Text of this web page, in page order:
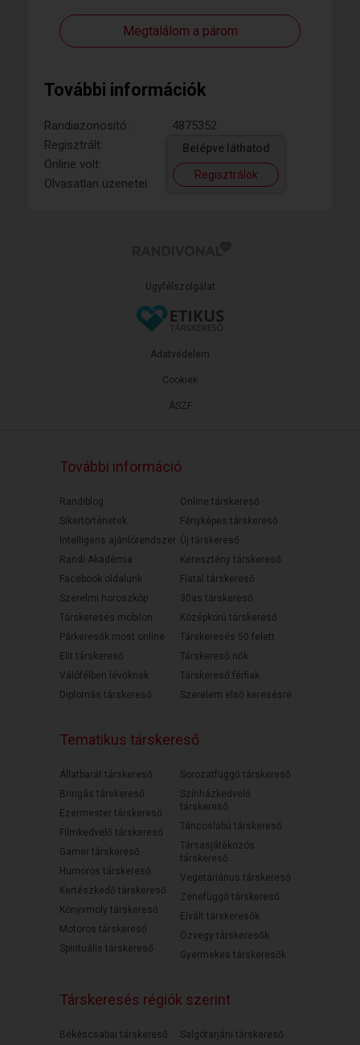
Megtalálom a párom
További információk
Randiazonosító:
4875352
Regisztrált:
Online volt:
Olvasatlan üzenetei:
Belépve láthatod
Regisztrálok
Ügyfélszolgálat
ÁSZF
Adatvédelem
Cookiek
További információ
Randiblog
Sikertörténetek
Intelligens ajánlórendszer
Randi Akadémia
Facebook oldalunk
Szerelmi horoszkóp
Társkeresés mobilon
Párkeresők most online
Elit társkereső
Válófélben lévőknek
Diplomás társkereső
Online társkereső
Fényképes társkereső
Új társkereső
Keresztény társkereső
Fiatal társkereső
30as társkereső
Középkorú társkereső
Társkeresés 50 felett
Társkereső nők
Társkereső férfiak
Szerelem első keresésre
Tematikus társkereső
Állatbarát társkereső
Bringás társkereső
Ezermester társkereső
Filmkedvelő társkereső
Gamer társkereső
Humoros társkereső
Kertészkedő társkereső
Könyvmoly társkereső
Motoros társkereső
Spirituális társkereső
Sorozatfüggő társkereső
Színházkedvelő
társkereső
Táncoslábú társkereső
Társasjátékozós
társkereső
Vegetáriánus társkereső
Zenefüggő társkereső
Elvált társkeresők
Özvegy társkeresők
Gyermekes társkeresők
Társkeresés régiók szerint
Békéscsabai társkereső
Salgótarjáni társkereső